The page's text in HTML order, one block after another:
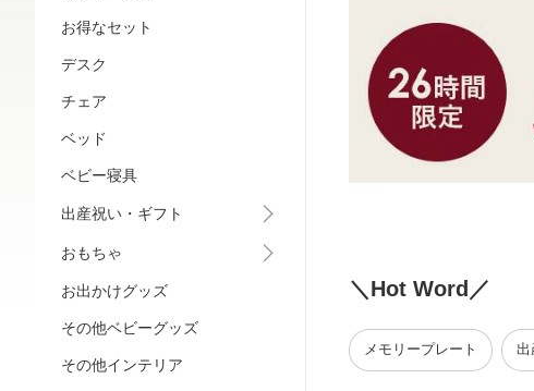
お得なセット
デスク
チェア
ベッド
ベビー寝具
出産祝い・ギフト
おもちゃ
お出かけグッズ
その他ベビーグッズ
その他インテリア
＼Hot Word／
メモリープレート 出